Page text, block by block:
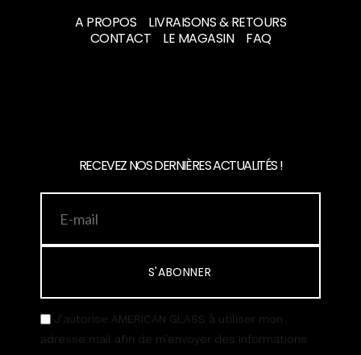
A PROPOS
LIVRAISONS & RETOURS
CONTACT
LE MAGASIN FAQ
RECEVEZ NOS DERNIÈRES ACTUALITÉS !
S'ABONNER
J’autorise AMERICAN GLASS à utiliser mon
adresse mail afin de m’envoyer des informations